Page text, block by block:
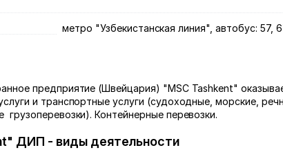
метро "Узбекистанская линия", автобус: 57,
предприятие (Швейцария) "MSC Tashkent"
и транспортные услуги (судоходные, морские,
грузоперевозки). Контейнерные перевозки.
ДИП - виды деятельности